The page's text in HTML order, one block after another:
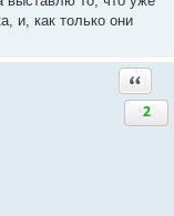
и, как только они
2